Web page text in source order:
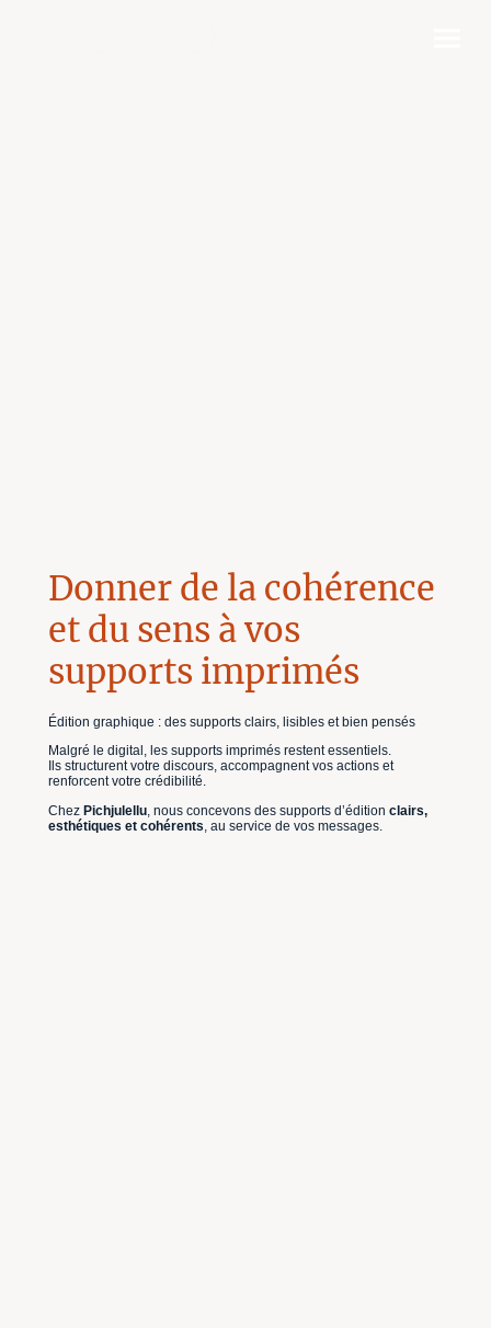
Donner de la cohérence
et du sens à vos
supports imprimés
Édition graphique : des supports clairs, lisibles et bien pensés
Malgré le digital, les supports imprimés restent essentiels.
Ils structurent votre discours, accompagnent vos actions et
renforcent votre crédibilité.
Chez Pichjulellu , nous concevons des supports d’édition clairs,
esthétiques et cohérents , au service de vos messages.